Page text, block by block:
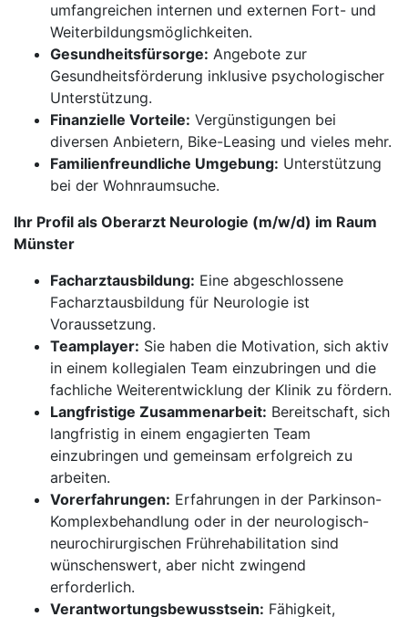
umfangreichen internen und externen Fort- und
Weiterbildungsmöglichkeiten.
Gesundheitsfürsorge: Angebote zur
Gesundheitsförderung inklusive psychologischer
Unterstützung.
Finanzielle Vorteile: Vergünstigungen bei
diversen Anbietern, Bike-Leasing und vieles mehr.
Familienfreundliche Umgebung: Unterstützung
bei der Wohnraumsuche.
Ihr Profil als Oberarzt Neurologie (m/w/d) im Raum
Münster
Facharztausbildung: Eine abgeschlossene
Facharztausbildung für Neurologie ist
Voraussetzung.
Teamplayer: Sie haben die Motivation, sich aktiv
in einem kollegialen Team einzubringen und die
fachliche Weiterentwicklung der Klinik zu fördern.
Langfristige Zusammenarbeit: Bereitschaft, sich
langfristig in einem engagierten Team
einzubringen und gemeinsam erfolgreich zu
arbeiten.
Vorerfahrungen: Erfahrungen in der Parkinson-
Komplexbehandlung oder in der neurologisch-
neurochirurgischen Frührehabilitation sind
wünschenswert, aber nicht zwingend
erforderlich.
Verantwortungsbewusstsein: Fähigkeit,